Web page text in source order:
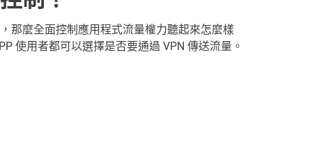
那麼全面控制應用程式流量權力聽起來怎麼樣
使用者都可以選擇是否要通過 VPN 傳送流量。